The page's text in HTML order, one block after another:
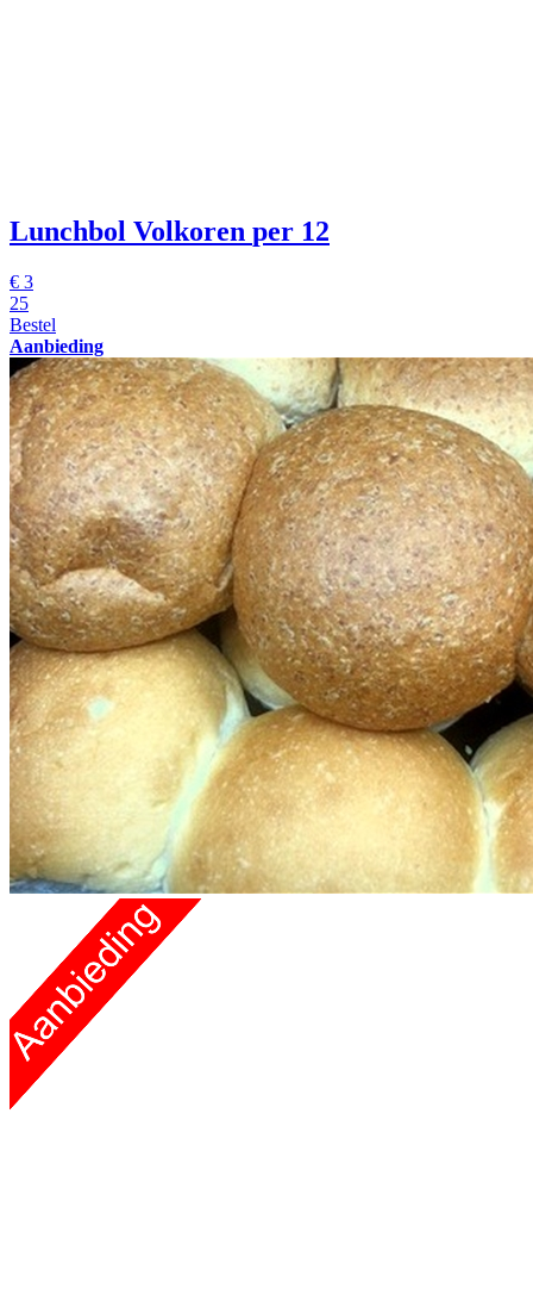
Lunchbol Volkoren per 12
€ 3
25
Bestel
Aanbieding